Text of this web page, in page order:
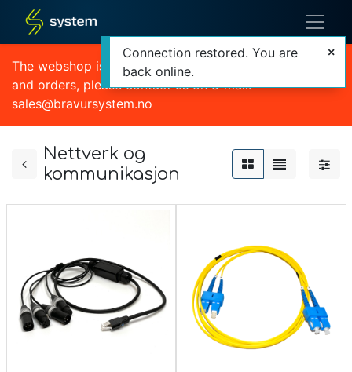
The webshop is currently out of order. For quotations
and orders, please contact us on e-mail:
sales@bravursystem.no
Nettverk og
kommunikasjon
Connection restored. You are
back online.